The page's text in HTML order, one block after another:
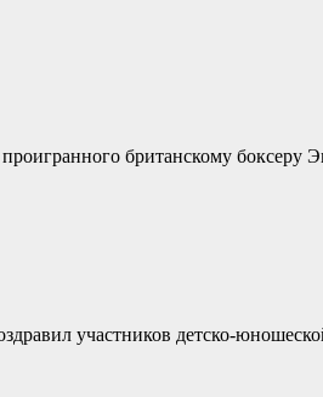
британскому
участников детско-